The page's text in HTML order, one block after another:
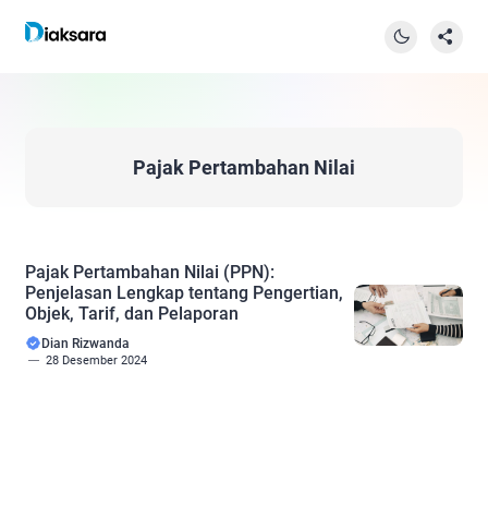
Pajak Pertambahan Nilai
Pajak Pertambahan Nilai (PPN):
Penjelasan Lengkap tentang Pengertian,
Objek, Tarif, dan Pelaporan
Dian Rizwanda
28 Desember 2024